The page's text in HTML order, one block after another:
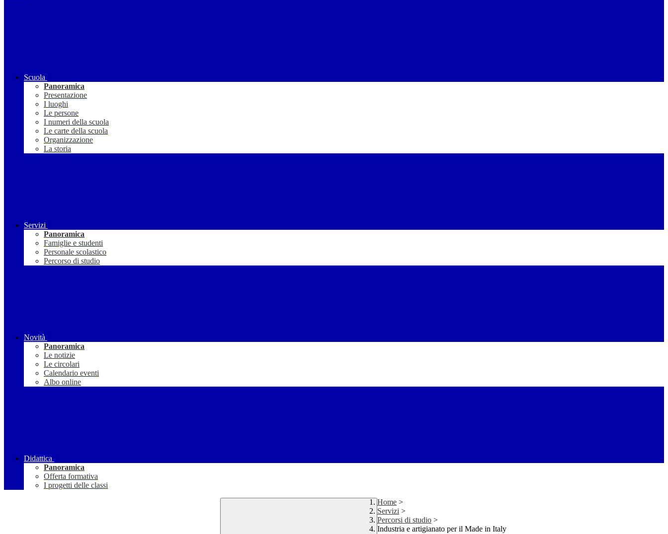
Scuola
Panoramica
Presentazione
I luoghi
Le persone
I numeri della scuola
Le carte della scuola
Organizzazione
La storia
Servizi
Panoramica
Famiglie e studenti
Personale scolastico
Percorso di studio
Novità
Panoramica
Le notizie
Le circolari
Calendario eventi
Albo online
Didattica
Panoramica
Offerta formativa
I progetti delle classi
Home >
Servizi >
Percorsi di studio >
Industria e artigianato per il Made in Italy